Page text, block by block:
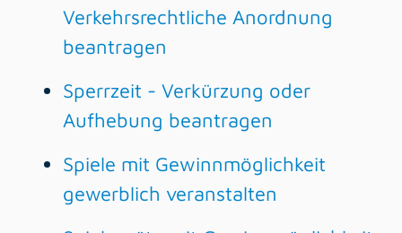
Verkehrsrechtliche Anordnung
beantragen
Sperrzeit - Verkürzung oder
Aufhebung beantragen
Spiele mit Gewinnmöglichkeit
gewerblich veranstalten